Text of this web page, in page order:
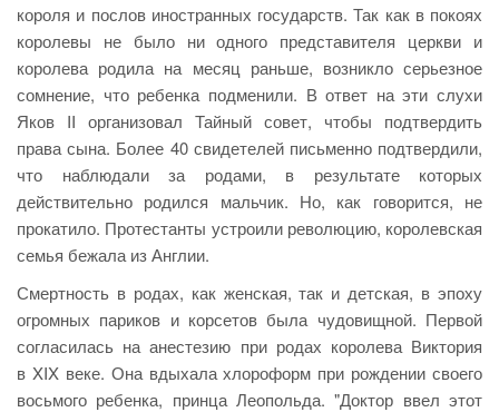
короля и послов иностранных государств. Так как в покоях
королевы не было ни одного представителя церкви и
королева родила на месяц раньше, возникло серьезное
сомнение, что ребенка подменили. В ответ на эти слухи
Яков II организовал Тайный совет, чтобы подтвердить
права сына. Более 40 свидетелей письменно подтвердили,
что наблюдали за родами, в результате которых
действительно родился мальчик. Но, как говорится, не
прокатило. Протестанты устроили революцию, королевская
семья бежала из Англии.
Смертность в родах, как женская, так и детская, в эпоху
огромных париков и корсетов была чудовищной. Первой
согласилась на анестезию при родах королева Виктория
в XIX веке. Она вдыхала хлороформ при рождении своего
восьмого ребенка, принца Леопольда. "Доктор ввел этот